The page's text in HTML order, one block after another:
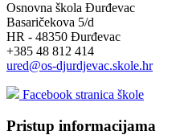
Osnovna škola Đurđevac
Basaričekova 5/d
HR - 48350 Đurđevac
+385 48 812 414
ured@os-djurdjevac.skole.hr
Facebook stranica škole
Pristup informacijama